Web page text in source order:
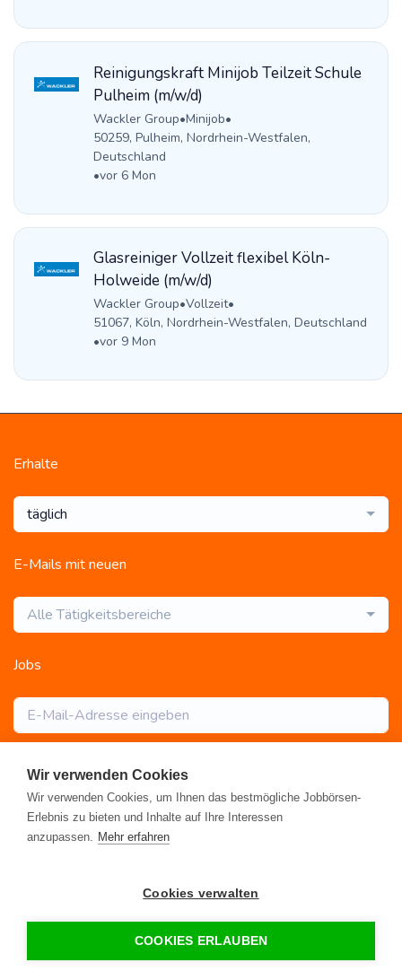
Reinigungskraft Minijob Teilzeit Schule
Pulheim (m/w/d)
Wackler Group•Minijob•
50259, Pulheim, Nordrhein-Westfalen,
Deutschland
•vor 6 Mon
Glasreiniger Vollzeit flexibel Köln-
Holweide (m/w/d)
Wackler Group•Vollzeit•
51067, Köln, Nordrhein-Westfalen, Deutschland
•vor 9 Mon
Erhalte
täglich
E-Mails mit neuen
Alle Tätigkeitsbereiche
Jobs
Abonnieren
Alle Jobs Blog Rahmen- und Lohntarifvertrag
Datenschutz•FAQ•Impressum
© 2026 www.gebaeudereinigung.com - ein Projekt der Saubere
Portale GmbH
Wir verwenden Cookies
Wir verwenden Cookies, um Ihnen das bestmögliche Jobbörsen-
Erlebnis zu bieten und Inhalte auf Ihre Interessen
anzupassen. Mehr erfahren
Cookies verwalten
COOKIES ERLAUBEN